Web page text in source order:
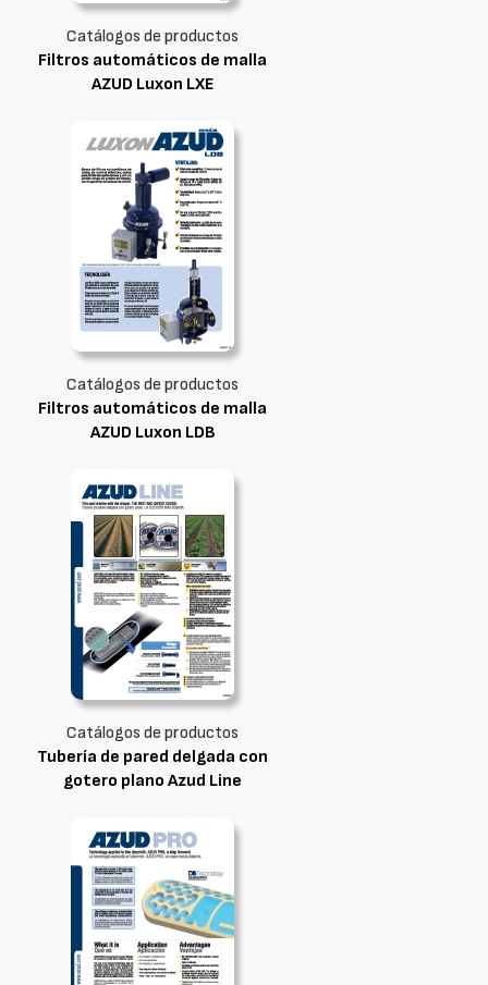
Catálogos de productos
Filtros automáticos de malla
AZUD Luxon LXE
Catálogos de productos
Filtros automáticos de malla
AZUD Luxon LDB
Catálogos de productos
Tubería de pared delgada con
gotero plano Azud Line